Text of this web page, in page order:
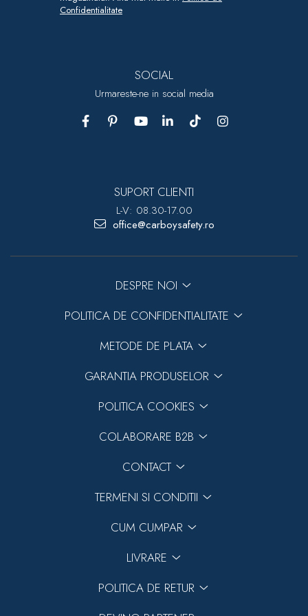
Confidentialitate
SOCIAL
Urmareste-ne in social media
SUPORT CLIENTI
L-V: 08.30-17.00
office@carboysafety.ro
DESPRE NOI
POLITICA DE CONFIDENTIALITATE
METODE DE PLATA
GARANTIA PRODUSELOR
POLITICA COOKIES
COLABORARE B2B
CONTACT
TERMENI SI CONDITII
CUM CUMPAR
LIVRARE
POLITICA DE RETUR